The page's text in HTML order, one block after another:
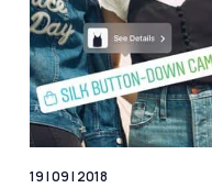
19 | 09 | 2018